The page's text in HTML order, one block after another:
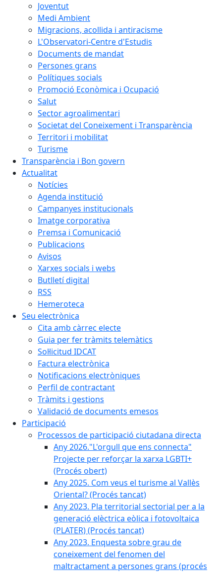
Joventut
Medi Ambient
Migracions, acollida i antiracisme
L'Observatori-Centre d'Estudis
Documents de mandat
Persones grans
Polítiques socials
Promoció Econòmica i Ocupació
Salut
Sector agroalimentari
Societat del Coneixement i Transparència
Territori i mobilitat
Turisme
Transparència i Bon govern
Actualitat
Notícies
Agenda institució
Campanyes institucionals
Imatge corporativa
Premsa i Comunicació
Publicacions
Avisos
Xarxes socials i webs
Butlletí digital
RSS
Hemeroteca
Seu electrònica
Cita amb càrrec electe
Guia per fer tràmits telemàtics
Sol·licitud IDCAT
Factura electrònica
Notificacions electròniques
Perfil de contractant
Tràmits i gestions
Validació de documents emesos
Participació
Processos de participació ciutadana directa
Any 2026."L'orgull que ens connecta"
Projecte per reforçar la xarxa LGBTI+
(Procés obert)
Any 2025. Com veus el turisme al Vallès
Oriental? (Procés tancat)
Any 2023. Pla territorial sectorial per a la
generació elèctrica eòlica i fotovoltaica
(PLATER) (Procés tancat)
Any 2023. Enquesta sobre grau de
coneixement del fenomen del
maltractament a persones grans (procés